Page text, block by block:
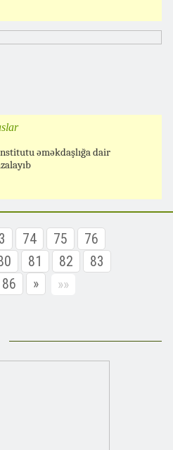
əməkdaşlığa dair
74 75
76
81 82
83
86 » »»